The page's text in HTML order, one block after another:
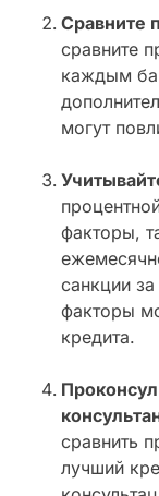
Сравните
сравните
каждым
могут
факторы,
санкции
факторы
кредита.
сравнить
лучший